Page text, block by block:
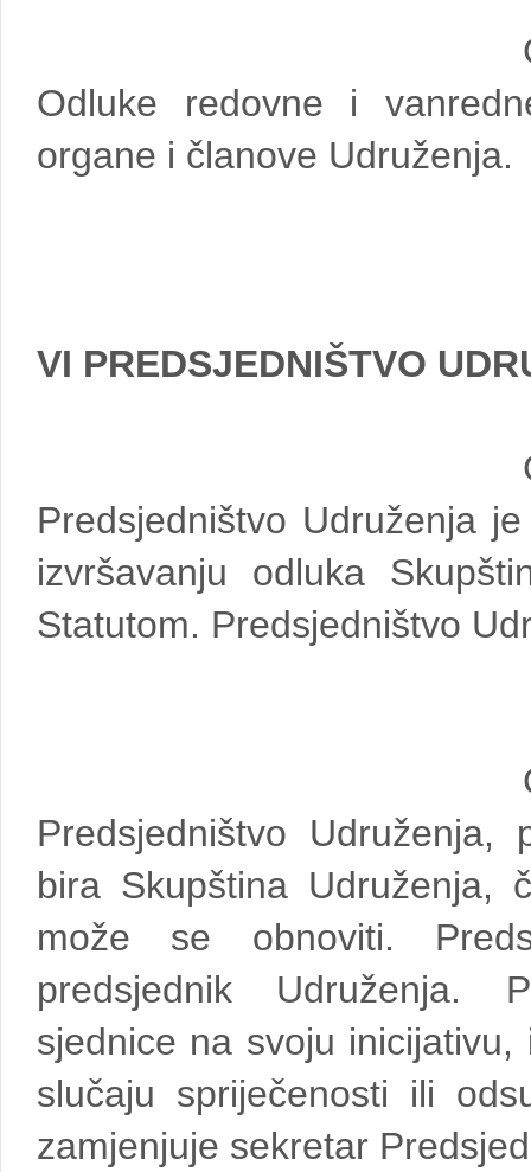
Odluke redovne i
organe i članove Udruženja.
VI PREDSJEDNIŠTVO
Predsjedništvo Udruženja
izvršavanju odluka
Statutom. Predsjedništvo
Predsjedništvo Udruženja,
bira Skupština
može se obnoviti.
predsjednik Udruženja.
sjednice na svoju
slučaju spriječenosti ili
zamjenjuje sekretar